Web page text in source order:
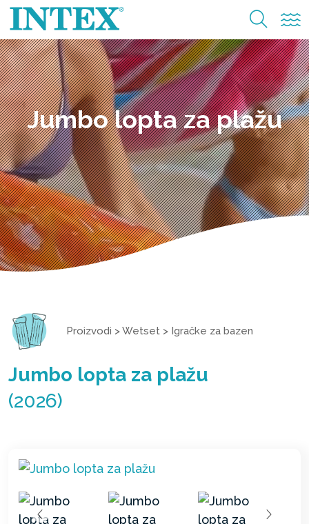
Jumbo lopta za plažu
Proizvodi >Wetset > Igračke za bazen
Jumbo lopta za plažu
(2026)